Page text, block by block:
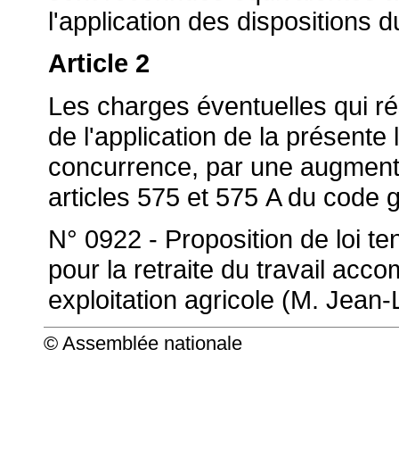
l'application des dispositions
Article 2
Les charges éventuelles qui
de l'application de la
concurrence, par une
articles 575 et 575 A du code
N° 0922 - Proposition de loi
pour la retraite du travail
exploitation agricole (M.
© Assemblée nationale